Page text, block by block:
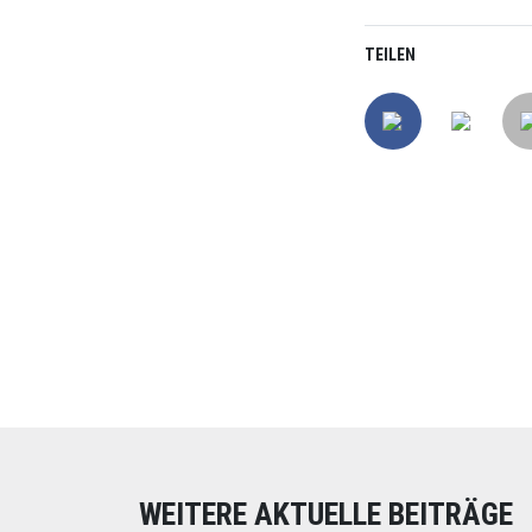
TEILEN
WEITERE AKTUELLE BEITRÄGE